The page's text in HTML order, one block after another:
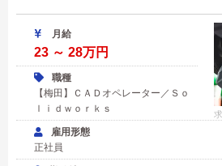
月給
23 ～ 28万円
職種
【梅田】ＣＡＤオペレーター／Ｓｏ
ｌｉｄｗｏｒｋｓ
雇用形態
正社員